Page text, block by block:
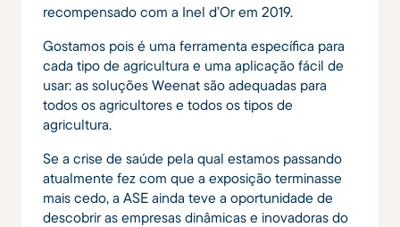
recompensado com a Inel d’Or em 2019.
Gostamos pois é uma ferramenta específica para
cada tipo de agricultura e uma aplicação fácil de
usar: as soluções Weenat são adequadas para
todos os agricultores e todos os tipos de
agricultura.
Se a crise de saúde pela qual estamos passando
atualmente fez com que a exposição terminasse
mais cedo, a ASE ainda teve a oportunidade de
descobrir as empresas dinâmicas e inovadoras do